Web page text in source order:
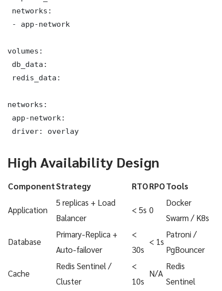
networks:
- app-network
volumes:
db_data:
redis_data:
networks:
app-network:
driver: overlay
High Availability Design
ComponentStrategy RTORPOTools
Application
5 replicas + Load
Balancer
< 5s 0
Docker
Swarm / K8s
Database
Primary-Replica +
Auto-failover
<
30s
< 1s
Patroni /
PgBouncer
Cache
Redis Sentinel /
Cluster
<
10s
N/A
Redis
Sentinel